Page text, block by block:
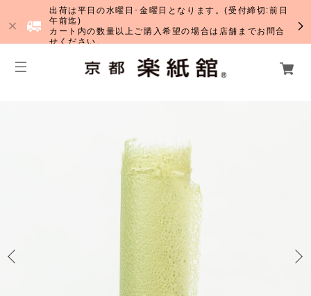
出荷は平日の水曜日･金曜日となります。(受付締切:前日
午前迄)
カート内の数量以上ご購入希望の場合は店舗までお問合
せください。